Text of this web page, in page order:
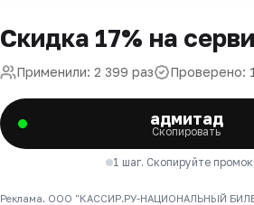
Скидка 17% на
Применили: 2 399 раз Проверено:
адмитад
Скопировать
1 шаг. Скопируйте
Реклама. ООО "КАССИР.РУ-НАЦИОНАЛЬНЫЙ